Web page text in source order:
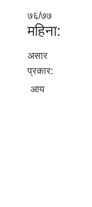
७६/७७
महिना:
असार
प्रकार:
आय